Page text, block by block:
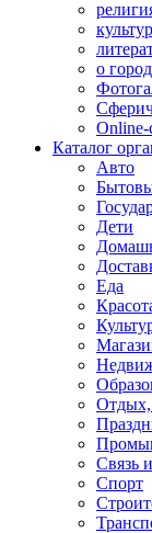
о
Online-
Каталог
Авто
Дети
Еда
Отдых,
Связь
Спорт